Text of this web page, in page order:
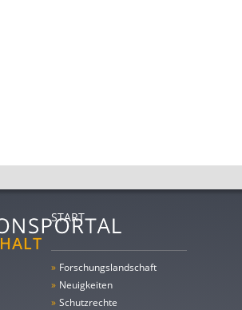
START
» Forschungs­landschaft
» Neuigkeiten
» Schutzrechte